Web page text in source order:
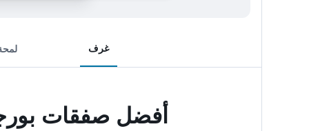
غرف
أفضل صفقات